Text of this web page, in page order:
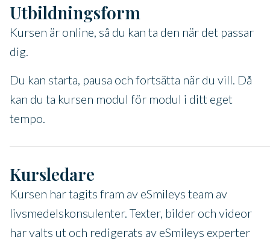
Utbildningsform
Kursen är online, så du kan ta den när det passar
dig.
Du kan starta, pausa och fortsätta när du vill. Då
kan du ta kursen modul för modul i ditt eget
tempo.
Kursledare
Kursen har tagits fram av eSmileys team av
livsmedelskonsulenter. Texter, bilder och videor
har valts ut och redigerats av eSmileys experter